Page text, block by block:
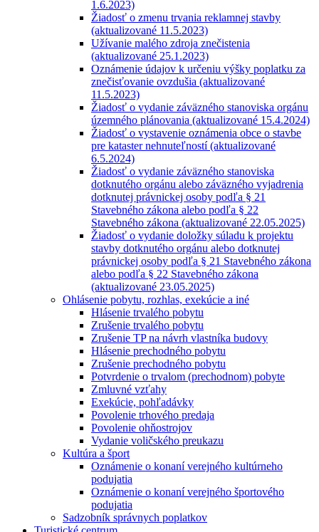
1.6.2023)
Žiadosť o zmenu trvania reklamnej stavby
(aktualizované 11.5.2023)
Užívanie malého zdroja znečistenia
(aktualizované 25.1.2023)
Oznámenie údajov k určeniu výšky poplatku za
znečisťovanie ovzdušia (aktualizované
11.5.2023)
Žiadosť o vydanie záväzného stanoviska orgánu
územného plánovania (aktualizované 15.4.2024)
Žiadosť o vystavenie oznámenia obce o stavbe
pre kataster nehnuteľností (aktualizované
6.5.2024)
Žiadosť o vydanie záväzného stanoviska
dotknutého orgánu alebo záväzného vyjadrenia
dotknutej právnickej osoby podľa § 21
Stavebného zákona alebo podľa § 22
Stavebného zákona (aktualizované 22.05.2025)
Žiadosť o vydanie doložky súladu k projektu
stavby dotknutého orgánu alebo dotknutej
právnickej osoby podľa § 21 Stavebného zákona
alebo podľa § 22 Stavebného zákona
(aktualizované 23.05.2025)
Ohlásenie pobytu, rozhlas, exekúcie a iné
Hlásenie trvalého pobytu
Zrušenie trvalého pobytu
Zrušenie TP na návrh vlastníka budovy
Hlásenie prechodného pobytu
Zrušenie prechodného pobytu
Potvrdenie o trvalom (prechodnom) pobyte
Zmluvné vzťahy
Exekúcie, pohľadávky
Povolenie trhového predaja
Povolenie ohňostrojov
Vydanie voličského preukazu
Kultúra a šport
Oznámenie o konaní verejného kultúrneho
podujatia
Oznámenie o konaní verejného športového
podujatia
Sadzobník správnych poplatkov